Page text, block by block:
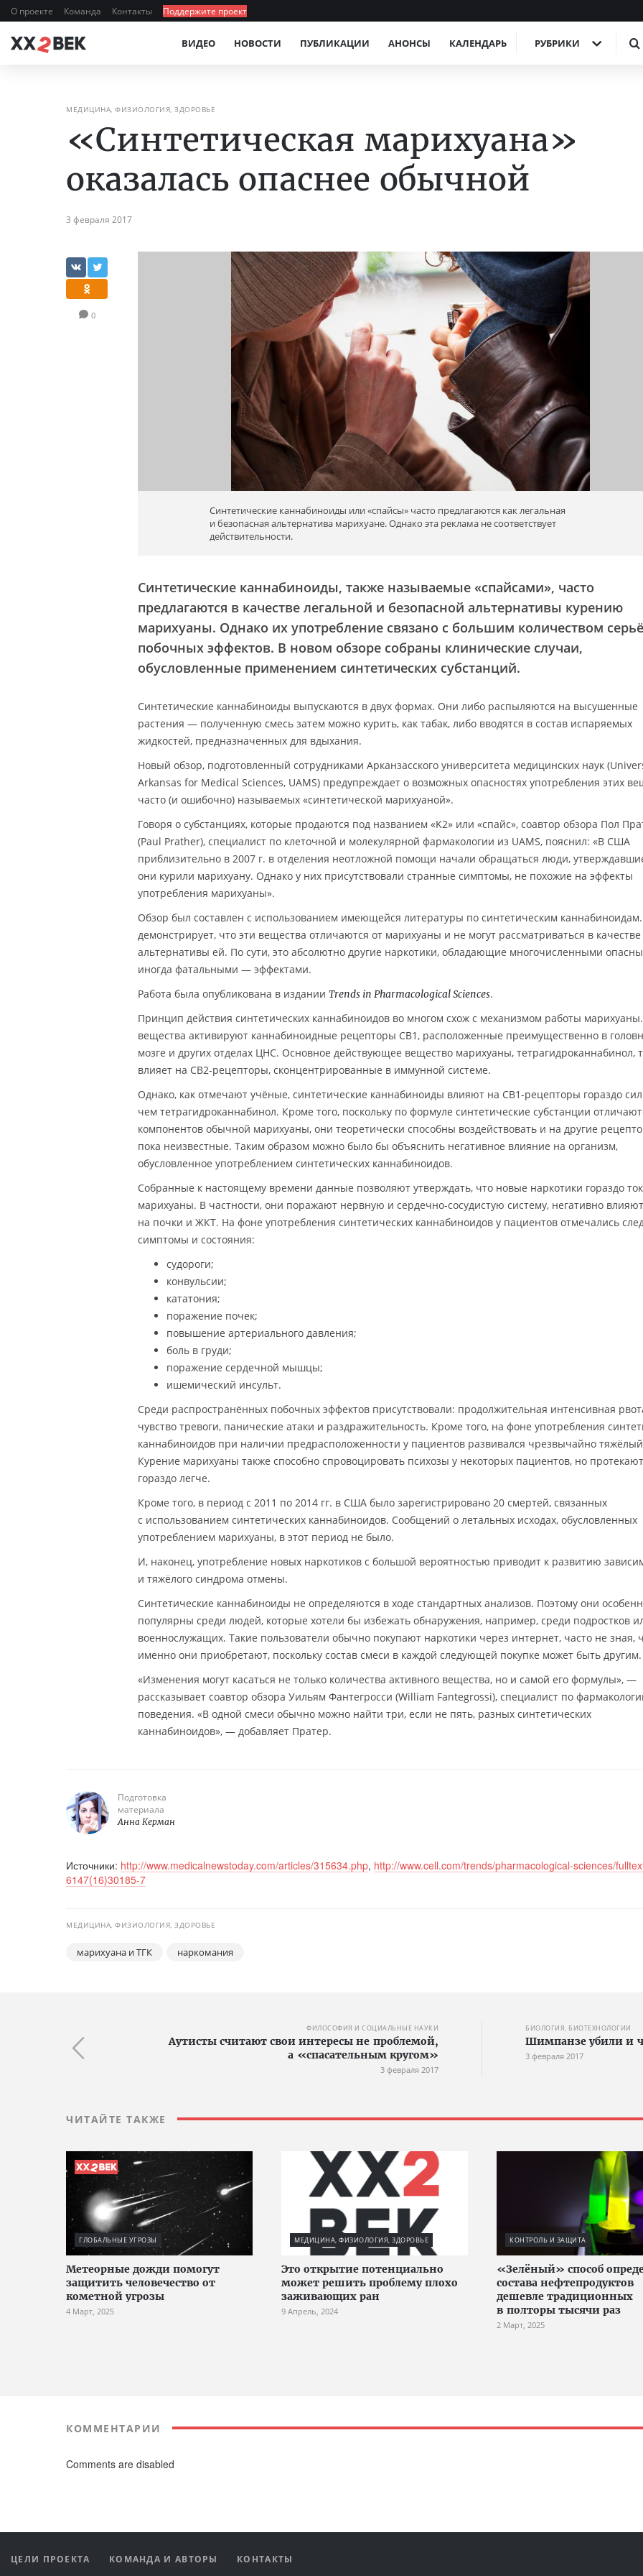
О проекте Команда Контакты Поддержите проект
ВИДЕО НОВОСТИ ПУБЛИКАЦИИ АНОНСЫ КАЛЕНДАРЬ РУБРИКИ
МЕДИЦИНА, ФИЗИОЛОГИЯ, ЗДОРОВЬЕ
«Синтетическая марихуана»
оказалась опаснее обычной
3 февраля 2017
0
Синтетические каннабиноиды или «спайсы» часто предлагаются как легальная
и безопасная альтернатива марихуане. Однако эта реклама не соответствует
действительности.
Синтетические каннабиноиды, также называемые «спайсами», часто
предлагаются в качестве легальной и безопасной альтернативы курению
марихуаны. Однако их употребление связано с большим количеством
побочных эффектов. В новом обзоре собраны клинические случаи,
обусловленные применением синтетических субстанций.
Синтетические каннабиноиды выпускаются в двух формах. Они либо распыляются на высушенные
растения — полученную смесь затем можно курить, как табак, либо вводятся в состав испаряемых
жидкостей, предназначенных для вдыхания.
Новый обзор, подготовленный сотрудниками Арканзасского университета медицинских наук
Arkansas for Medical Sciences, UAMS) предупреждает о возможных опасностях употребления этих
часто (и ошибочно) называемых «синтетической марихуаной».
Говоря о субстанциях, которые продаются под названием «K2» или «спайс», соавтор обзора Пол
(Paul Prather), специалист по клеточной и молекулярной фармакологии из UAMS, пояснил: «В США
приблизительно в 2007 г. в отделения неотложной помощи начали обращаться люди,
они курили марихуану. Однако у них присутствовали странные симптомы, не похожие на эффекты
употребления марихуаны».
Обзор был составлен с использованием имеющейся литературы по синтетическим
демонстрирует, что эти вещества отличаются от марихуаны и не могут рассматриваться в качестве
альтернативы ей. По сути, это абсолютно другие наркотики, обладающие многочисленными
иногда фатальными — эффектами.
Работа была опубликована в издании Trends in Pharmacological Sciences.
Принцип действия синтетических каннабиноидов во многом схож с механизмом работы
вещества активируют каннабиноидные рецепторы CB1, расположенные преимущественно в
мозге и других отделах ЦНС. Основное действующее вещество марихуаны, тетрагидроканнабинол,
влияет на CB2-рецепторы, сконцентрированные в иммунной системе.
Однако, как отмечают учёные, синтетические каннабиноиды влияют на CB1-рецепторы гораздо
чем тетрагидроканнабинол. Кроме того, поскольку по формуле синтетические субстанции
компонентов обычной марихуаны, они теоретически способны воздействовать и на другие
пока неизвестные. Таким образом можно было бы объяснить негативное влияние на организм,
обусловленное употреблением синтетических каннабиноидов.
Собранные к настоящему времени данные позволяют утверждать, что новые наркотики гораздо
марихуаны. В частности, они поражают нервную и сердечно-сосудистую систему, негативно влияют
на почки и ЖКТ. На фоне употребления синтетических каннабиноидов у пациентов отмечались
симптомы и состояния:
судороги;
конвульсии;
кататония;
поражение почек;
повышение артериального давления;
боль в груди;
поражение сердечной мышцы;
ишемический инсульт.
Среди распространённых побочных эффектов присутствовали: продолжительная интенсивная
чувство тревоги, панические атаки и раздражительность. Кроме того, на фоне употребления
каннабиноидов при наличии предрасположенности у пациентов развивался чрезвычайно
Курение марихуаны также способно спровоцировать психозы у некоторых пациентов, но
гораздо легче.
Кроме того, в период с 2011 по 2014 гг. в США было зарегистрировано 20 смертей, связанных
с использованием синтетических каннабиноидов. Сообщений о летальных исходах, обусловленных
употреблением марихуаны, в этот период не было.
И, наконец, употребление новых наркотиков с большой вероятностью приводит к развитию
и тяжёлого синдрома отмены.
Синтетические каннабиноиды не определяются в ходе стандартных анализов. Поэтому они
популярны среди людей, которые хотели бы избежать обнаружения, например, среди подростков
военнослужащих. Такие пользователи обычно покупают наркотики через интернет, часто не зная,
именно они приобретают, поскольку состав смеси в каждой следующей покупке может быть другим.
«Изменения могут касаться не только количества активного вещества, но и самой его формулы», —
рассказывает соавтор обзора Уильям Фантегросси (William Fantegrossi), специалист по
поведения. «В одной смеси обычно можно найти три, если не пять, разных синтетических
каннабиноидов», — добавляет Пратер.
Подготовка
материала
Анна Керман
Источники: http://www.medicalnewstoday.com/articles/315634.php, http://www.cell.com/trends/pharmacological-sciences/
6147(16)30185-7
МЕДИЦИНА, ФИЗИОЛОГИЯ, ЗДОРОВЬЕ
марихуана и ТГК наркомания
ФИЛОСОФИЯ И СОЦИАЛЬНЫЕ НАУКИ
Аутисты считают свои интересы не проблемой,
а «спасательным кругом»
3 февраля 2017
БИОЛОГИЯ, БИОТЕХНОЛОГИИ
Шимпанзе убили и
3 февраля 2017
ЧИТАЙТЕ ТАКЖЕ
ГЛОБАЛЬНЫЕ УГРОЗЫ
Метеорные дожди помогут
защитить человечество от
кометной угрозы
4 Март, 2025
МЕДИЦИНА, ФИЗИОЛОГИЯ, ЗДОРОВЬЕ
Это открытие потенциально
может решить проблему плохо
заживающих ран
9 Апрель, 2024
КОНТРОЛЬ И ЗАЩИТА
«Зелёный» способ
состава нефтепродуктов
дешевле традиционных
в полторы тысячи раз
2 Март, 2025
КОММЕНТАРИИ
Comments are disabled
ЦЕЛИ ПРОЕКТА КОМАНДА И АВТОРЫ КОНТАКТЫ